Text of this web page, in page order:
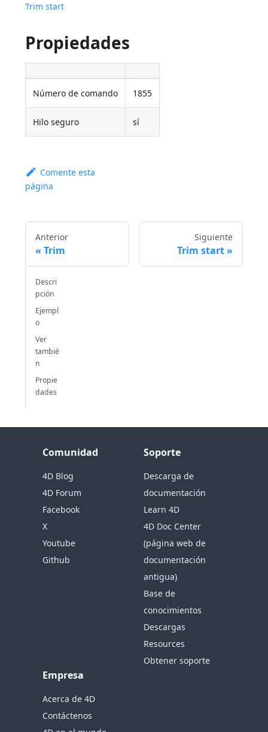
Trim start
Propiedades
Número de comando 1855
Hilo seguro sí
Comente esta
página
Anterior
Trim
Siguiente
Trim start
Descri
pción
Ejempl
o
Ver
tambié
n
Propie
dades
Comunidad
4D Blog
4D Forum
Facebook
X
Youtube
Github
Soporte
Descarga de
documentación
Learn 4D
4D Doc Center
(página web de
documentación
antigua)
Base de
conocimientos
Descargas
Resources
Obtener soporte
Empresa
Acerca de 4D
Contáctenos